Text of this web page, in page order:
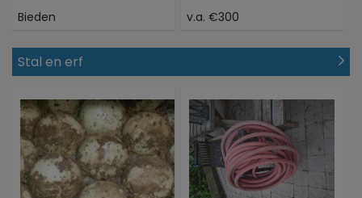
Bieden
v.a. €300
Stal en erf